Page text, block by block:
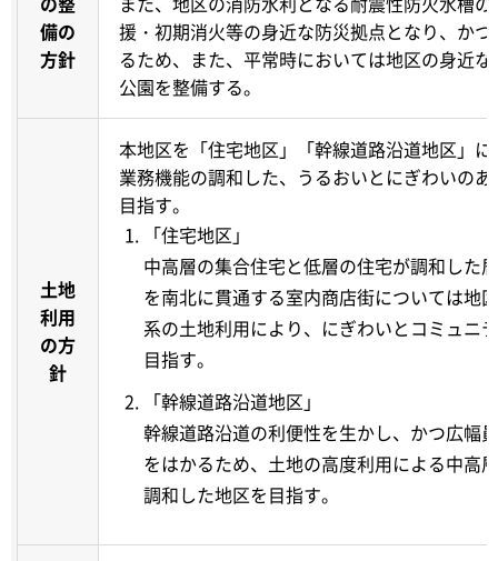
備の
方針
援・初期消火等の身近な防災拠点となり、か
るため、また、平常時においては地区の身近
公園を整備する。
土地
利用
の方
針
本地区を「住宅地区」「幹線道路沿道地区」
業務機能の調和した、うるおいとにぎわいの
目指す。
「住宅地区」
中高層の集合住宅と低層の住宅が調和した
を南北に貫通する室内商店街については地
系の土地利用により、にぎわいとコミュニ
目指す。
「幹線道路沿道地区」
幹線道路沿道の利便性を生かし、かつ広幅
をはかるため、土地の高度利用による中高
調和した地区を目指す。